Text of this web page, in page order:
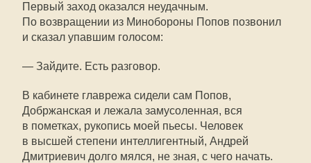
Первый заход оказался неудачным.
По возвращении из Минобороны Попов позвонил
и сказал упавшим голосом:
— Зайдите. Есть разговор.
В кабинете главрежа сидели сам Попов,
Добржанская и лежала замусоленная, вся
в пометках, рукопись моей пьесы. Человек
в высшей степени интеллигентный, Андрей
Дмитриевич долго мялся, не зная, с чего начать.